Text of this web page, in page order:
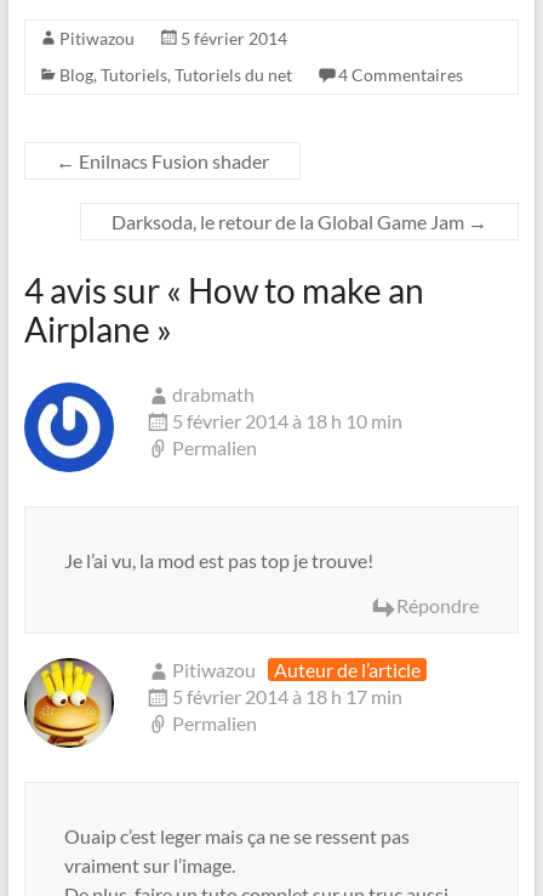
r
k
Pitiwazou
5 février 2014
Blog, Tutoriels, Tutoriels du net 4 Commentaires
← Enilnacs Fusion shader
Darksoda, le retour de la Global Game Jam →
4 avis sur « How to make an
Airplane »
drabmath
5 février 2014 à 18 h 10 min
Permalien
Je l’ai vu, la mod est pas top je trouve!
Répondre
Pitiwazou
Auteur de l’article
5 février 2014 à 18 h 17 min
Permalien
Ouaip c’est leger mais ça ne se ressent pas
vraiment sur l’image.